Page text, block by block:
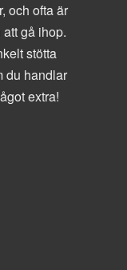
och ofta är
gå ihop.
stötta
du handlar
extra!